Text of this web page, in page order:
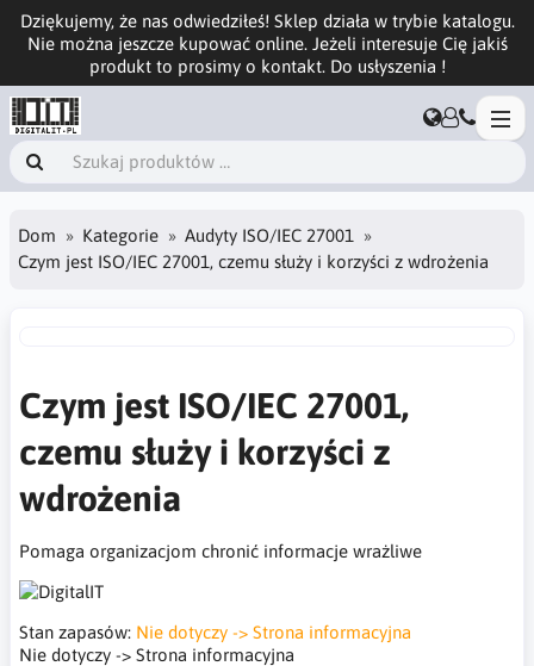
Dziękujemy, że nas odwiedziłeś! Sklep działa w trybie katalogu.
Nie można jeszcze kupować online. Jeżeli interesuje Cię jakiś
produkt to prosimy o kontakt. Do usłyszenia !
Dom Kategorie
Audyty ISO/IEC 27001
Czym jest ISO/IEC 27001, czemu służy i korzyści z wdrożenia
Czym jest ISO/IEC 27001,
czemu służy i korzyści z
wdrożenia
Pomaga organizacjom chronić informacje wrażliwe
Stan zapasów: Nie dotyczy -> Strona informacyjna
Nie dotyczy -> Strona informacyjna